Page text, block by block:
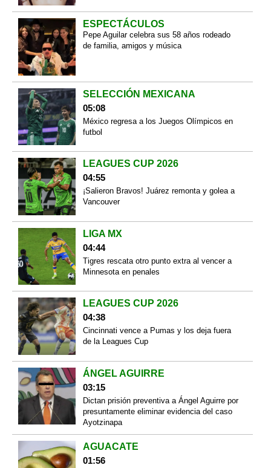
ESPECTÁCULOS
Pepe Aguilar celebra sus 58 años rodeado
de familia, amigos y música
SELECCIÓN MEXICANA
05:08
México regresa a los Juegos Olímpicos en
futbol
LEAGUES CUP 2026
04:55
¡Salieron Bravos! Juárez remonta y golea a
Vancouver
LIGA MX
04:44
Tigres rescata otro punto extra al vencer a
Minnesota en penales
LEAGUES CUP 2026
04:38
Cincinnati vence a Pumas y los deja fuera
de la Leagues Cup
ÁNGEL AGUIRRE
03:15
Dictan prisión preventiva a Ángel Aguirre por
presuntamente eliminar evidencia del caso
Ayotzinapa
AGUACATE
01:56